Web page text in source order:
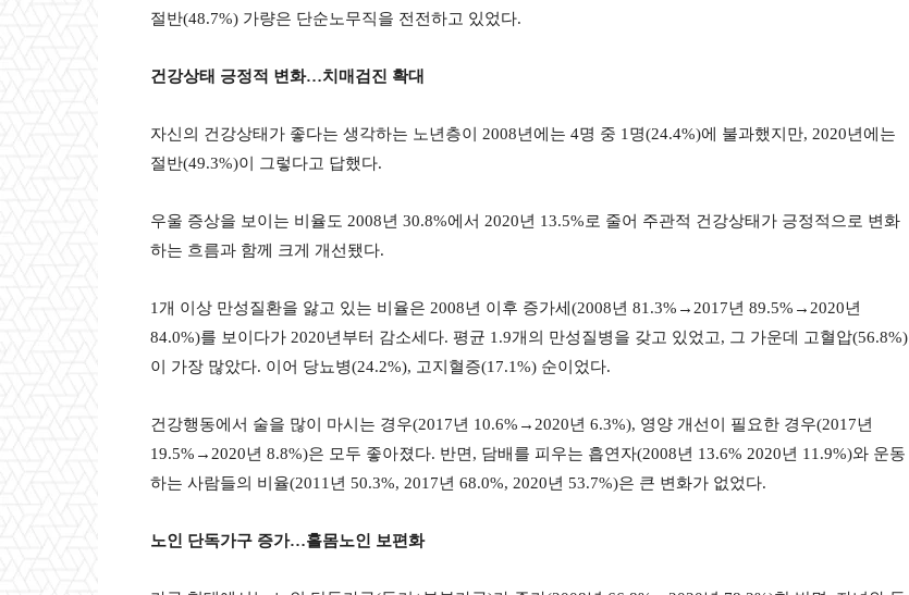
절반(48.7%) 가량은 단순노무직을 전전하고 있었다.
건강상태 긍정적 변화…치매검진 확대
자신의 건강상태가 좋다는 생각하는 노년층이 2008년에는 4명 중 1명(24.4%)에 불과했지만, 2020년에는
절반(49.3%)이 그렇다고 답했다.
우울 증상을 보이는 비율도 2008년 30.8%에서 2020년 13.5%로 줄어 주관적 건강상태가 긍정적으로 변화
하는 흐름과 함께 크게 개선됐다.
1개 이상 만성질환을 앓고 있는 비율은 2008년 이후 증가세(2008년 81.3%→2017년 89.5%→2020년
84.0%)를 보이다가 2020년부터 감소세다. 평균 1.9개의 만성질병을 갖고 있었고, 그 가운데 고혈압(56.8%)
이 가장 많았다. 이어 당뇨병(24.2%), 고지혈증(17.1%) 순이었다.
건강행동에서 술을 많이 마시는 경우(2017년 10.6%→2020년 6.3%), 영양 개선이 필요한 경우(2017년
19.5%→2020년 8.8%)은 모두 좋아졌다. 반면, 담배를 피우는 흡연자(2008년 13.6% 2020년 11.9%)와 운동
하는 사람들의 비율(2011년 50.3%, 2017년 68.0%, 2020년 53.7%)은 큰 변화가 없었다.
노인 단독가구 증가…홀몸노인 보편화